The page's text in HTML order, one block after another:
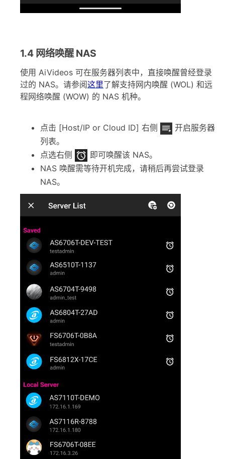
1.4 网络唤醒 NAS
使用 AiVideos 可在服务器列表中，直接唤醒曾经登录
过的 NAS。请参阅这里了解支持网内唤醒 (WOL) 和远
程网络唤醒 (WOW) 的 NAS 机种。
点击 [Host/IP or Cloud ID] 右侧
开启服务器
列表。
点选右侧
即可唤醒该 NAS。
NAS 唤醒需等待开机完成，请稍后再尝试登录
NAS。